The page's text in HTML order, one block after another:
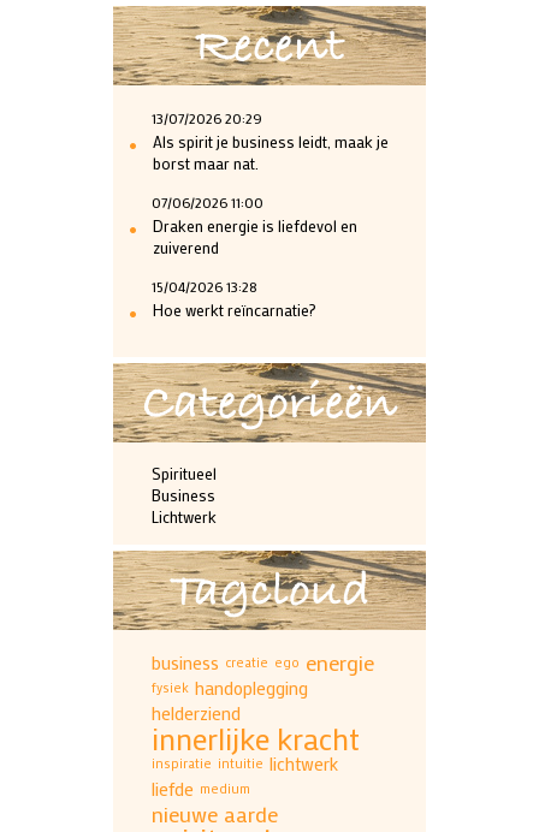
Recent
13/07/2026 20:29
•
Als spirit je business leidt, maak je
borst maar nat.
07/06/2026 11:00
•
Draken energie is liefdevol en
zuiverend
15/04/2026 13:28
• Hoe werkt reïncarnatie?
Categorieën
Spiritueel
Business
Lichtwerk
Tagcloud
business creatie ego energie
fysiek handoplegging
helderziend
innerlijke kracht
inspiratie intuitie lichtwerk
liefde medium
nieuwe aarde